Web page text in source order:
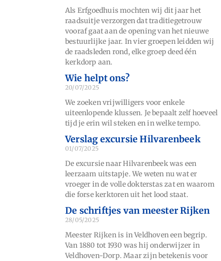
Als Erfgoedhuis mochten wij dit jaar het
raadsuitje verzorgen dat traditiegetrouw
vooraf gaat aan de opening van het nieuwe
bestuurlijke jaar. In vier groepen leidden wij
de raadsleden rond, elke groep deed één
kerkdorp aan.
Wie helpt ons?
20/07/2025
We zoeken vrijwilligers voor enkele
uiteenlopende klussen. Je bepaalt zelf hoeveel
tijd je erin wil steken en in welke tempo.
Verslag excursie Hilvarenbeek
01/07/2025
De excursie naar Hilvarenbeek was een
leerzaam uitstapje. We weten nu wat er
vroeger in de volle dokterstas zat en waarom
die forse kerktoren uit het lood staat.
De schriftjes van meester Rijken
28/05/2025
Meester Rijken is in Veldhoven een begrip.
Van 1880 tot 1930 was hij onderwijzer in
Veldhoven-Dorp. Maar zijn betekenis voor